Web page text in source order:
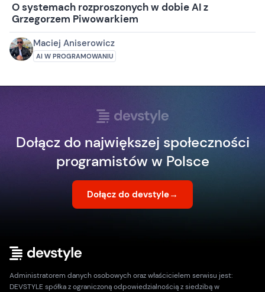
O systemach rozproszonych w dobie AI z
Grzegorzem Piwowarkiem
Maciej Aniserowicz
AI W PROGRAMOWANIU
Dołącz do największej społeczności
programistów w Polsce
Dołącz do devstyle→
Administratorem danych osobowych oraz właścicielem serwisu jest:
DEVSTYLE spółka z ograniczoną odpowiedzialnością z siedzibą w